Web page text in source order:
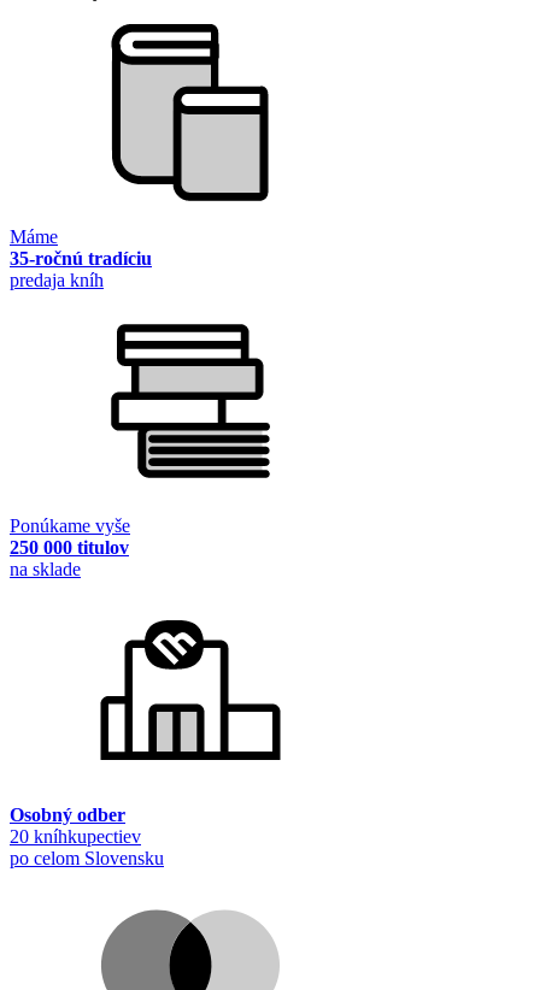
Máme
35-ročnú tradíciu
predaja kníh
Ponúkame vyše
250 000 titulov
na sklade
Osobný odber
20 kníhkupectiev
po celom Slovensku